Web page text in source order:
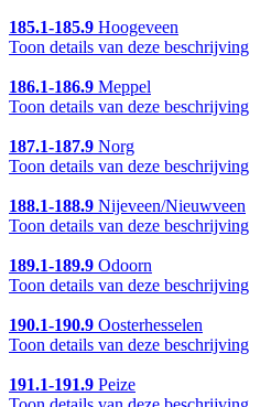
185.1-185.9 Hoogeveen
Toon details van deze beschrijving
186.1-186.9 Meppel
Toon details van deze beschrijving
187.1-187.9 Norg
Toon details van deze beschrijving
188.1-188.9 Nijeveen/Nieuwveen
Toon details van deze beschrijving
189.1-189.9 Odoorn
Toon details van deze beschrijving
190.1-190.9 Oosterhesselen
Toon details van deze beschrijving
191.1-191.9 Peize